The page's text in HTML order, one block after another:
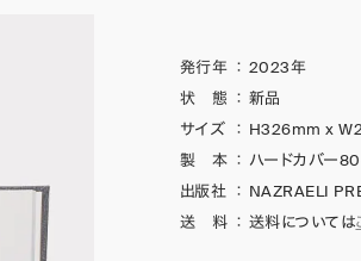
発行年 ： 2023年
状 態 ： 新品
サイズ
： H326mm x
製 本 ： ハードカバー
出版社 ： NAZRAELI
送 料 ： 送料については